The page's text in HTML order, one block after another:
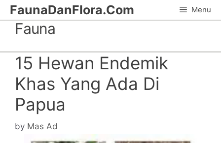
Skip
to
content
FaunaDanFlora.Com Menu
Fauna
15 Hewan Endemik
Khas Yang Ada Di
Papua
by Mas Ad